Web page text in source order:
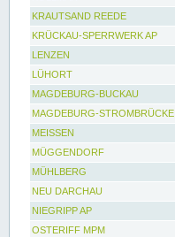
KRAUTSAND REEDE
KRÜCKAU-SPERRWERK AP
LENZEN
LÜHORT
MAGDEBURG-BUCKAU
MAGDEBURG-STROMBRÜCKE
MEISSEN
MÜGGENDORF
MÜHLBERG
NEU DARCHAU
NIEGRIPP AP
OSTERIFF MPM